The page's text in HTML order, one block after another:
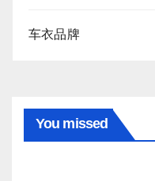
车衣品牌
You missed